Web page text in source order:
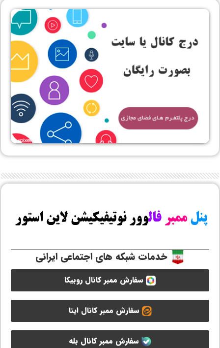
خدمات شبکه های اجتماعی ایرانی
سفارش ممبر کانال روبیکا
سفارش ممبر کانال ایتا
سفارش ممبر کانال بله